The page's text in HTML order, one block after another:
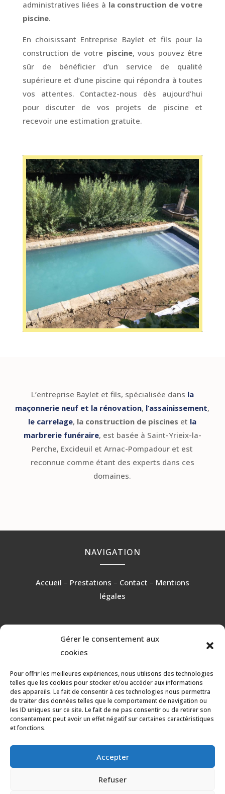
Gérer le consentement aux
cookies
Pour offrir les meilleures expériences, nous utilisons des technologies
telles que les cookies pour stocker et/ou accéder aux informations
des appareils. Le fait de consentir à ces technologies nous permettra
de traiter des données telles que le comportement de navigation ou
les ID uniques sur ce site. Le fait de ne pas consentir ou de retirer son
consentement peut avoir un effet négatif sur certaines caractéristiques
et fonctions.
Accepter
Refuser
administratives liées à la construction de votre
piscine.
En choisissant Entreprise Baylet et fils pour la
construction de votre piscine, vous pouvez être
sûr de bénéficier d’un service de qualité
supérieure et d’une piscine qui répondra à toutes
vos attentes. Contactez-nous dès aujourd’hui
pour discuter de vos projets de piscine et
recevoir une estimation gratuite.
L’entreprise Baylet et fils, spécialisée dans la
maçonnerie neuf et la rénovation, l’assainissement,
le carrelage, la construction de piscines et la
marbrerie funéraire, est basée à Saint-Yrieix-la-
Perche, Excideuil et Arnac-Pompadour et est
reconnue comme étant des experts dans ces
domaines.
NAVIGATION
Accueil – Prestations – Contact – Mentions
légales
RÉALISATION